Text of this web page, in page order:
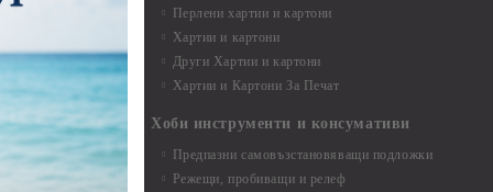
аксесоари
и
Перлени хартии и картони
Хартии и картони
Други Хартии и картони
Хартии и Картони За Печат
Хоби инструменти и консумативи
Предпазни самовъзстановяващи подложки
Режещи, пробиващи и релеф